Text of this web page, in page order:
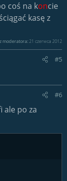
coś na koncie
kasę z
moderatora: 21 czerwca 2012
#5
#6
ale po za